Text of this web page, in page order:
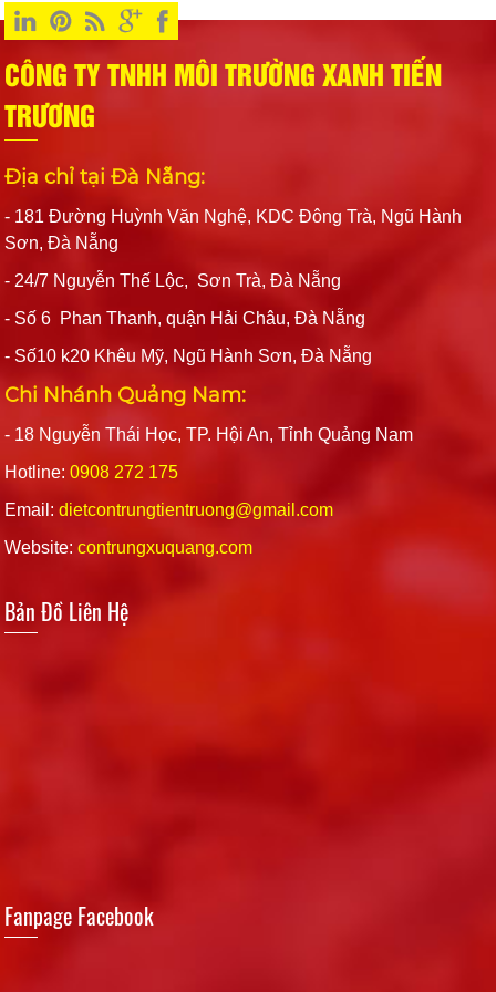
CÔNG TY TNHH MÔI TRƯỜNG XANH TIẾN
TRƯƠNG
Địa chỉ tại Đà Nẵng:
- 181 Đường Huỳnh Văn Nghệ, KDC Đông Trà, Ngũ Hành
Sơn, Đà Nẵng
- 24/7 Nguyễn Thế Lộc, Sơn Trà, Đà Nẵng
- Số 6 Phan Thanh, quận Hải Châu, Đà Nẵng
- Số10 k20 Khêu Mỹ, Ngũ Hành Sơn, Đà Nẵng
Chi Nhánh Quảng Nam:
- 18 Nguyễn Thái Học, TP. Hội An, Tỉnh Quảng Nam
Hotline:0908 272 175
Email:dietcontrungtientruong@gmail.com
Website:contrungxuquang.com
Bản Đồ Liên Hệ
Fanpage Facebook